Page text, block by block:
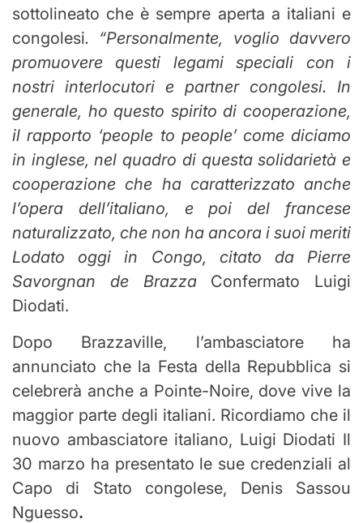
sottolineato che è sempre aperta a italiani e
congolesi. “Personalmente, voglio davvero
promuovere questi legami speciali con i
nostri interlocutori e partner congolesi. In
generale, ho questo spirito di cooperazione,
il rapporto ‘people to people’ come diciamo
in inglese, nel quadro di questa solidarietà e
cooperazione che ha caratterizzato anche
l’opera dell’italiano, e poi del francese
naturalizzato, che non ha ancora i suoi meriti
Lodato oggi in Congo, citato da Pierre
Savorgnan de Brazza Confermato Luigi
Diodati.
Dopo Brazzaville, l’ambasciatore ha
annunciato che la Festa della Repubblica si
celebrerà anche a Pointe-Noire, dove vive la
maggior parte degli italiani. Ricordiamo che il
nuovo ambasciatore italiano, Luigi Diodati Il
30 marzo ha presentato le sue credenziali al
Capo di Stato congolese, Denis Sassou
Nguesso.